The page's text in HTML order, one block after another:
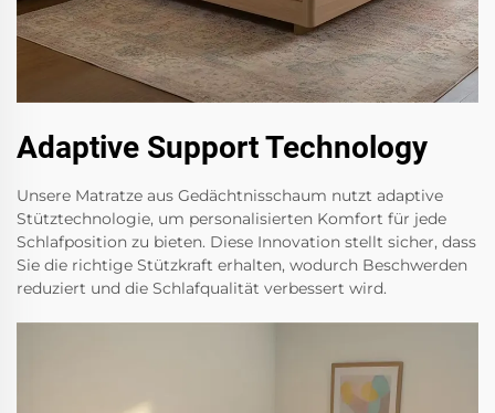
Adaptive Support Technology
Unsere Matratze aus Gedächtnisschaum nutzt adaptive
Stütztechnologie, um personalisierten Komfort für jede
Schlafposition zu bieten. Diese Innovation stellt sicher, dass
Sie die richtige Stützkraft erhalten, wodurch Beschwerden
reduziert und die Schlafqualität verbessert wird.